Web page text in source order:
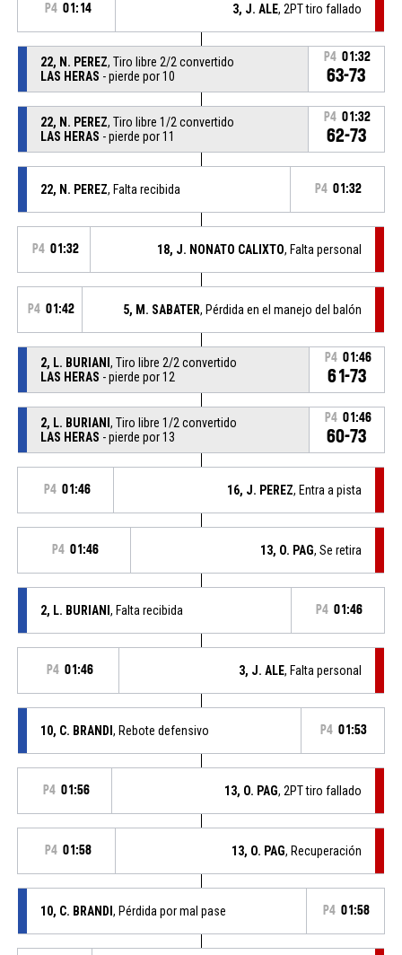
P4 01:14 3, J. ALE, 2PT tiro fallado
22, N. PEREZ, Tiro libre 2/2 convertido
LAS HERAS - pierde por 10
P4 01:32
63-73
22, N. PEREZ, Tiro libre 1/2 convertido
LAS HERAS - pierde por 11
P4 01:32
62-73
22, N. PEREZ, Falta recibida P4 01:32
P4 01:32 18, J. NONATO CALIXTO, Falta personal
P4 01:42 5, M. SABATER, Pérdida en el manejo del balón
2, L. BURIANI , Tiro libre 2/2 convertido
LAS HERAS - pierde por 12
P4 01:46
61-73
2, L. BURIANI , Tiro libre 1/2 convertido
LAS HERAS - pierde por 13
P4 01:46
60-73
P4 01:46 16, J. PEREZ, Entra a pista
P4 01:46 13, O. PAG, Se retira
2, L. BURIANI , Falta recibida P4 01:46
P4 01:46 3, J. ALE, Falta personal
10, C. BRANDI , Rebote defensivo P4 01:53
P4 01:56 13, O. PAG, 2PT tiro fallado
P4 01:58 13, O. PAG, Recuperación
10, C. BRANDI , Pérdida por mal pase P4 01:58